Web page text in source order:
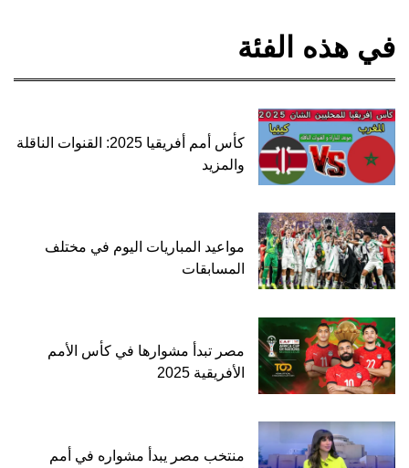
في هذه الفئة
كأس أمم أفريقيا 2025: القنوات الناقلة
والمزيد
مواعيد المباريات اليوم في مختلف
المسابقات
مصر تبدأ مشوارها في كأس الأمم
الأفريقية 2025
منتخب مصر يبدأ مشواره في أمم